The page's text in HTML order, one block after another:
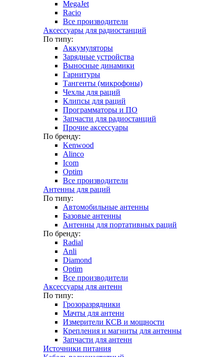
MegaJet
Racio
Все производители
Аксессуары для радиостанций
По типу:
Аккумуляторы
Зарядные устройства
Выносные динамики
Гарнитуры
Тангенты (микрофоны)
Чехлы для раций
Клипсы для раций
Программаторы и ПО
Запчасти для радиостанций
Прочие аксессуары
По бренду:
Kenwood
Alinco
Icom
Optim
Все производители
Антенны для раций
По типу:
Автомобильные антенны
Базовые антенны
Антенны для портативных раций
По бренду:
Radial
Anli
Diamond
Optim
Все производители
Аксессуары для антенн
По типу:
Грозоразрядники
Мачты для антенн
Измерители КСВ и мощности
Крепления и магниты для антенны
Запчасти для антенн
Источники питания